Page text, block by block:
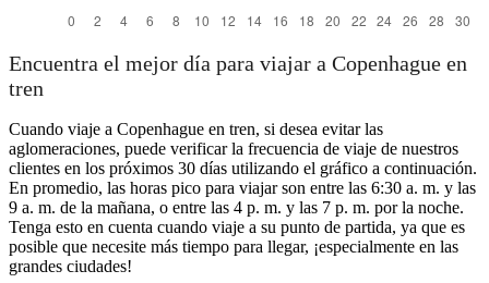
Encuentra el mejor día para viajar a Copenhague en
tren
Cuando viaje a Copenhague en tren, si desea evitar las
aglomeraciones, puede verificar la frecuencia de viaje de nuestros
clientes en los próximos 30 días utilizando el gráfico a continuación.
En promedio, las horas pico para viajar son entre las 6:30 a. m. y las
9 a. m. de la mañana, o entre las 4 p. m. y las 7 p. m. por la noche.
Tenga esto en cuenta cuando viaje a su punto de partida, ya que es
posible que necesite más tiempo para llegar, ¡especialmente en las
grandes ciudades!